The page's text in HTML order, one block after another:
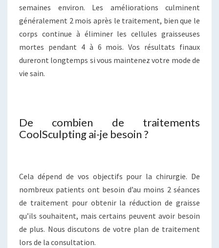
semaines environ. Les améliorations culminent
généralement 2 mois après le traitement, bien que le
corps continue à éliminer les cellules graisseuses
mortes pendant 4 à 6 mois. Vos résultats finaux
dureront longtemps si vous maintenez votre mode de
vie sain.
De combien de traitements
CoolSculpting ai-je besoin ?
Cela dépend de vos objectifs pour la chirurgie. De
nombreux patients ont besoin d’au moins 2 séances
de traitement pour obtenir la réduction de graisse
qu’ils souhaitent, mais certains peuvent avoir besoin
de plus. Nous discutons de votre plan de traitement
lors de la consultation.